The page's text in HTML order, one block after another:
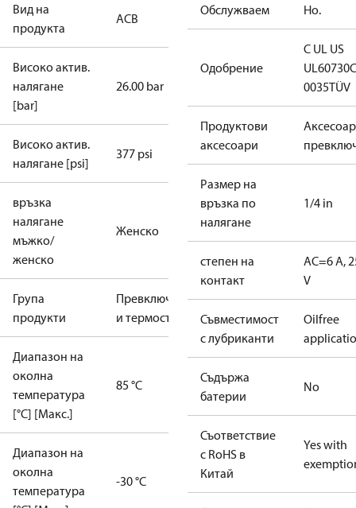
Вид на
продукта
ACB
Високо актив.
налягане
[bar]
26.00 bar
Високо актив.
налягане [psi]
377 psi
връзка
налягане
мъжко/
женско
Женско
Група
продукти
Превключватели
и термостати
Диапазон на
околна
температура
[°C] [Макс.]
85 °C
Диапазон на
околна
температура
-30 °C
Обслужваем Но.
Одобрение
C UL US
UL60730
0035TÜV
Продуктови
аксесоари
Размер на
връзка по
налягане
1/4 in
степен на
контакт
AC=6 A,
V
Съвместимост
с лубриканти
Oilfree
Съдържа
батерии
No
Съответствие
с RoHS в
Китай
Yes with